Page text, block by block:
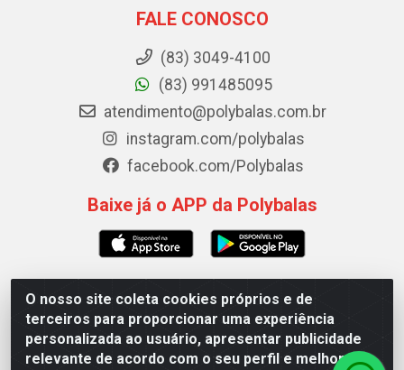
O nosso site coleta cookies próprios e de
terceiros para proporcionar uma experiência
personalizada ao usuário, apresentar publicidade
relevante de acordo com o seu perfil e melhorar a
FALE CONOSCO
(83) 3049-4100
(83) 991485095
atendimento@polybalas.com.br
instagram.com/polybalas
facebook.com/Polybalas
Baixe já o APP da Polybalas
Polybalas - Rua João Miguel de Souza, 173 Galpão B -
Ernesto Geisel, João Pessoa/PB - CEP 58.075-075 - CNPJ
00.909.327/0002-61